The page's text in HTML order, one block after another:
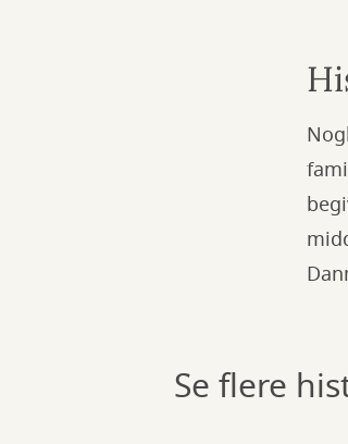
Se flere